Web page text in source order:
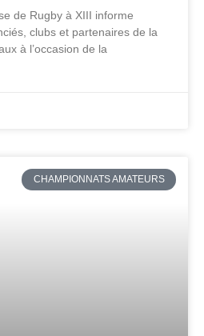
de Rugby à XIII informe
clubs et partenaires de la
à l’occasion de la
CHAMPIONNATS AMATEURS